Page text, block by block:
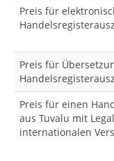
Preis für
Preis für
Preis für einen
aus Tuvalu mit
internationalen